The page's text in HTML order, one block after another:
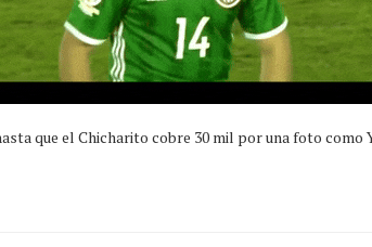
que el Chicharito cobre 30 mil por una foto como